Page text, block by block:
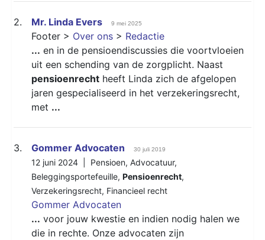
2. Mr. Linda Evers 9 mei 2025
Footer > Over ons > Redactie
... en in de pensioendiscussies die voortvloeien
uit een schending van de zorgplicht. Naast
pensioenrecht heeft Linda zich de afgelopen
jaren gespecialiseerd in het verzekeringsrecht,
met ...
3. Gommer Advocaten 30 juli 2019
12 juni 2024 | Pensioen, Advocatuur,
Beleggingsportefeuille, Pensioenrecht,
Verzekeringsrecht, Financieel recht
Gommer Advocaten
... voor jouw kwestie en indien nodig halen we
die in rechte. Onze advocaten zijn